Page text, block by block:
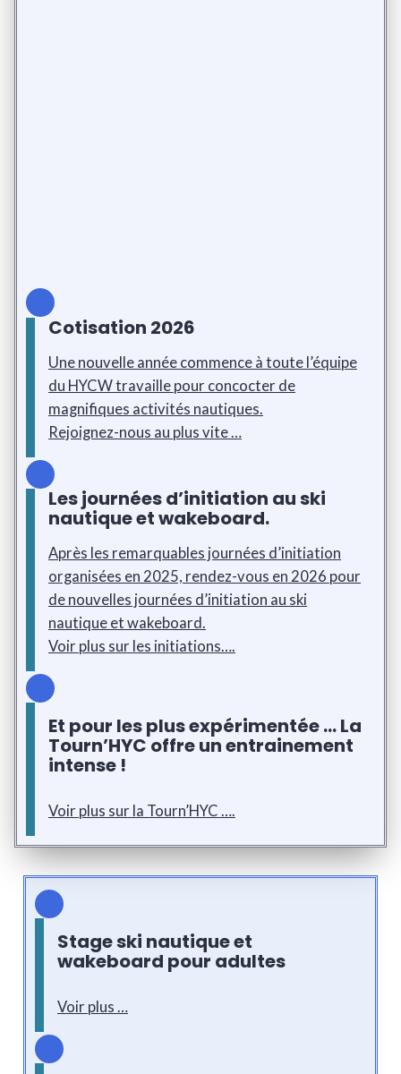
Cotisation 2026
Une nouvelle année commence à toute l’équipe
du HYCW travaille pour concocter de
magnifiques activités nautiques.
Rejoignez-nous au plus vite …
Lesjournées d’initiation au ski
nautique et wakeboard.
Après les remarquables journées d’initiation
organisées en 2025, rendez-vous en 2026 pour
de nouvelles journées d’initiation au ski
nautique et wakeboard.
Voir plus sur les initiations….
Et pour les plus expérimentée … La
Tourn’HYC offre un entrainement
intense !
Voir plus sur la Tourn’HYC ….
Stage ski nautique et
wakeboard pour adultes
Voir plus …